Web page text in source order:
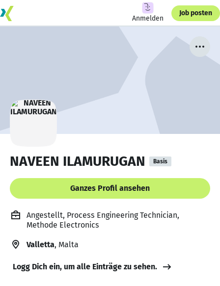
Anmelden
Job posten
NAVEEN ILAMURUGAN Basis
Ganzes Profil ansehen
Angestellt, Process Engineering Technician,
Methode Electronics
Valletta, Malta
Logg Dich ein, um alle Einträge zu sehen.